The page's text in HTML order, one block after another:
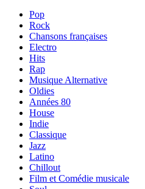
Pop
Rock
Chansons françaises
Electro
Hits
Rap
Musique Alternative
Oldies
Années 80
House
Indie
Classique
Jazz
Latino
Chillout
Film et Comédie musicale